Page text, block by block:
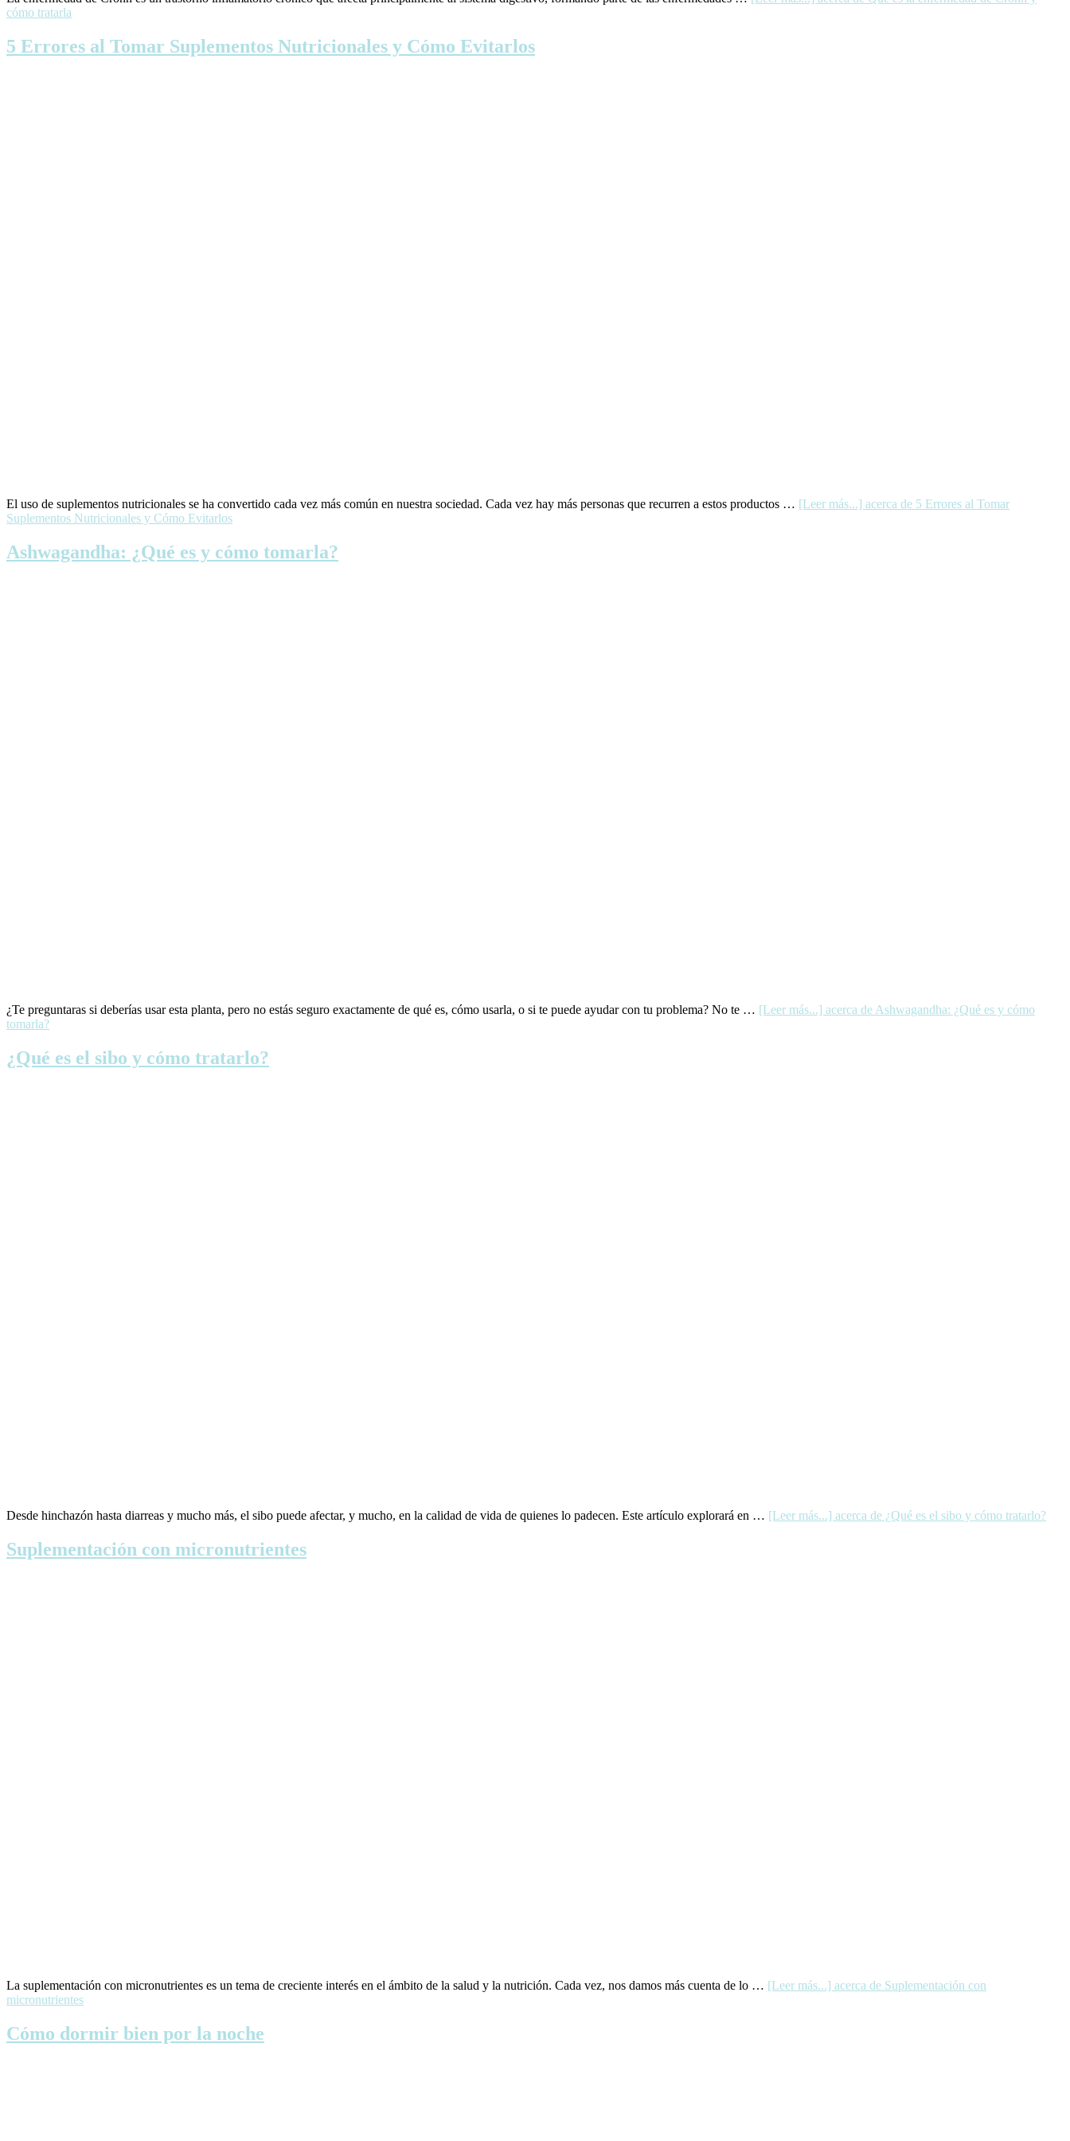
cómo tratarla
5 Errores al Tomar Suplementos Nutricionales y Cómo Evitarlos
El uso de suplementos nutricionales se ha convertido cada vez más común en nuestra sociedad. Cada vez hay más personas que recurren a estos productos … [Leer más...] acerca de 5 Errores al Tomar
Suplementos Nutricionales y Cómo Evitarlos
Ashwagandha: ¿Qué es y cómo tomarla?
¿Te preguntaras si deberías usar esta planta, pero no estás seguro exactamente de qué es, cómo usarla, o si te puede ayudar con tu problema? No te … [Leer más...] acerca de Ashwagandha: ¿Qué es y cómo
tomarla?
¿Qué es el sibo y cómo tratarlo?
Desde hinchazón hasta diarreas y mucho más, el sibo puede afectar, y mucho, en la calidad de vida de quienes lo padecen. Este artículo explorará en … [Leer más...] acerca de ¿Qué es el sibo y cómo tratarlo?
Suplementación con micronutrientes
La suplementación con micronutrientes es un tema de creciente interés en el ámbito de la salud y la nutrición. Cada vez, nos damos más cuenta de lo … [Leer más...] acerca de Suplementación con
micronutrientes
Cómo dormir bien por la noche